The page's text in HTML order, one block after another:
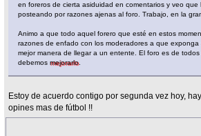
en foreros de cierta asiduidad en comentarios y veo
posteando por razones ajenas al foro. Trabajo, en la
Animo a que todo aquel forero que esté en estos
razones de enfado con los moderadores a que exponga
mejor manera de llegar a un entente. El foro es de
debemos mejorarlo.
Estoy de acuerdo contigo por segunda vez hoy,
opines mas de fútbol !!